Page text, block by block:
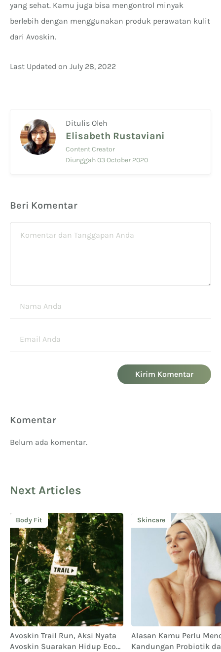
yang sehat. Kamu juga bisa mengontrol minyak
berlebih dengan menggunakan produk perawatan kulit
dari Avoskin.
Last Updated on July 28, 2022
Ditulis Oleh
Elisabeth Rustaviani
Content Creator
Diunggah 03 October 2020
Beri Komentar
Kirim Komentar
Komentar
Belum ada komentar.
Next Articles
Body Fit
Avoskin Trail Run, Aksi Nyata
Avoskin Suarakan Hidup Eco
Skincare
Alasan Kamu Perlu
Kandungan Probiotik